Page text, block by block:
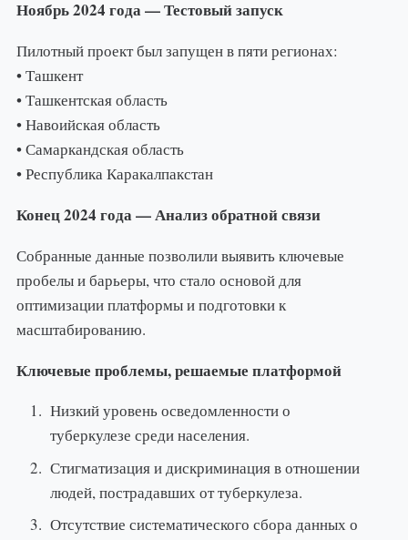
Ноябрь 2024 года — Тестовый запуск
Пилотный проект был запущен в пяти регионах:
• Ташкент
• Ташкентская область
• Навоийская область
• Самаркандская область
• Республика Каракалпакстан
Конец 2024 года — Анализ обратной связи
Собранные данные позволили выявить ключевые
пробелы и барьеры, что стало основой для
оптимизации платформы и подготовки к
масштабированию.
Ключевые проблемы, решаемые платформой
Низкий уровень осведомленности о
туберкулезе среди населения.
Стигматизация и дискриминация в отношении
людей, пострадавших от туберкулеза.
Отсутствие систематического сбора данных о